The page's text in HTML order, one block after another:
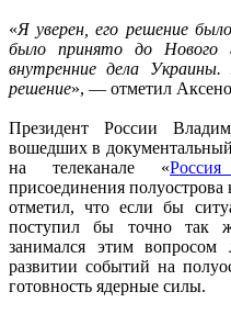
«Я уверен, его решение
было принято до Нового
внутренние дела
решение», — отметил
Президент России
вошедших в
на телеканале «
присоединения
отметил, что если бы
поступил бы точно так
занимался этим
развитии событий на
готовность ядерные силы.